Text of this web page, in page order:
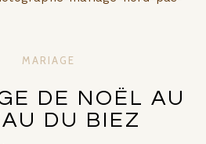
MARIAGE
DE NOËL AU
DU BIEZ